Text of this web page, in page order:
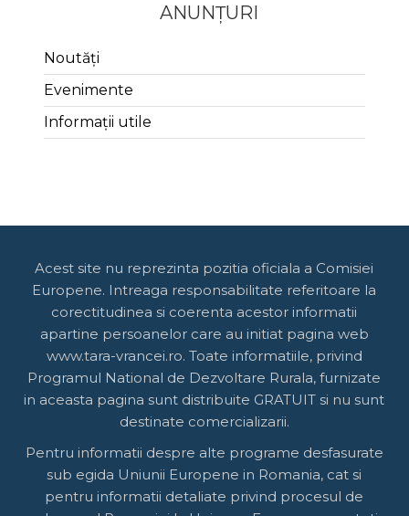
ANUNȚURI
Noutăți
Evenimente
Informații utile
Acest site nu reprezinta pozitia oficiala a Comisiei
Europene. Intreaga responsabilitate referitoare la
corectitudinea si coerenta acestor informatii
apartine persoanelor care au initiat pagina web
www.tara-vrancei.ro. Toate informatiile, privind
Programul National de Dezvoltare Rurala, furnizate
in aceasta pagina sunt distribuite GRATUIT si nu sunt
destinate comercializarii.
Pentru informatii despre alte programe desfasurate
sub egida Uniunii Europene in Romania, cat si
pentru informatii detaliate privind procesul de